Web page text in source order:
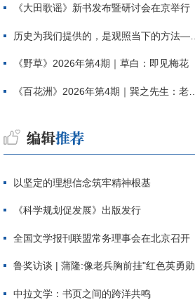
《大田歌谣》新书发布暨研讨会在京举行
历史为我们提供的，是观照当下的方法——历史题材非虚构写作多人谈
《野草》2026年第4期｜草白：即见梅花
《百花洲》2026年第4期｜巽之先生：老兵朱向前侧记三题
以坚定的理想信念筑牢精神根基
《科学规划促发展》出版发行
全国文学报刊联盟常务理事会在北京召开
鲁奖访谈 | 蒲隆:像老兵胸前挂"红色英勇勋章"
中拉文学：书页之间的跨洋共鸣